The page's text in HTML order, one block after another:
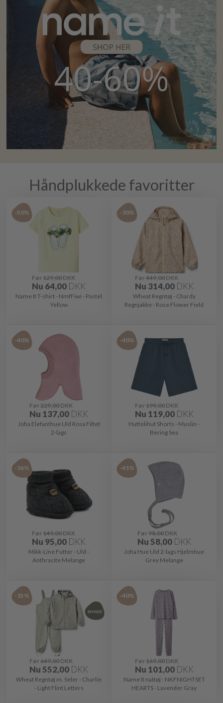
Håndplukkede favoritter
-50%
Før129,00DKK
Nu 64,00 DKK
Name It T-shirt - NmfFiwi - Pastel
Yellow
-30%
Før449,00DKK
Nu 314,00 DKK
Wheat Regntøj - Chardy
Regnjakke - Rose Flower Field
-40%
Før229,00DKK
Nu 137,00 DKK
Joha Elefanthue Uld Rosa Filtet
2-lags
-40%
Før199,00DKK
Nu 119,00 DKK
Huttelihut Shorts - Muslin -
Bering Sea
-36%
Før149,00DKK
Nu 95,00 DKK
Mikk-Line Futter - Uld -
Anthracite Melange
-41%
Før98,00DKK
Nu58,00 DKK
Joha Hue Uld 2-lags Hjelmhue
Grey Melange
-15%
Før649,00DKK
Nu552,00 DKK
Wheat Regntøj m. Seler - Charlie
- Light Flint Letters
-40%
Før169,00DKK
Nu 101,00 DKK
Name It nattøj - NKFNIGHTSET
HEARTS - Lavender Gray